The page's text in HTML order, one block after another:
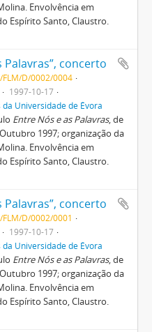
Envolvência em
Espírito Santo, Claustro.
Palavras”, concerto
FLM/D/0002/0004
1997-10-17
da Universidade de Évora
Entre Nós e as Palavras, de
1997; organização da
Envolvência em
Espírito Santo, Claustro.
Palavras”, concerto
FLM/D/0002/0001
1997-10-17
da Universidade de Évora
Entre Nós e as Palavras, de
1997; organização da
Envolvência em
Espírito Santo, Claustro.